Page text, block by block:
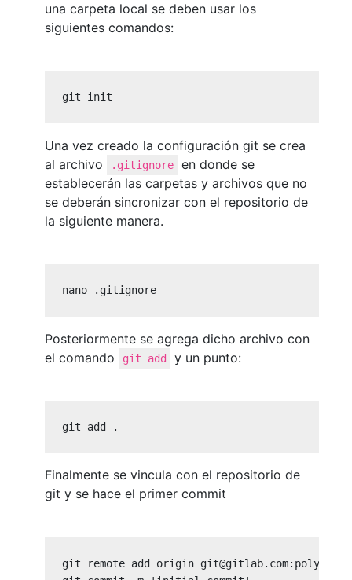
una carpeta local se deben usar los
siguientes comandos:
git init
Una vez creado la configuración git se crea
al archivo
.gitignore
en donde se
establecerán las carpetas y archivos que no
se deberán sincronizar con el repositorio de
la siguiente manera.
nano .gitignore
Posteriormente se agrega dicho archivo con
el comando
git add y un punto:
git add .
Finalmente se vincula con el repositorio de
git y se hace el primer commit
git remote add origin git@gitlab.com:polyedra/